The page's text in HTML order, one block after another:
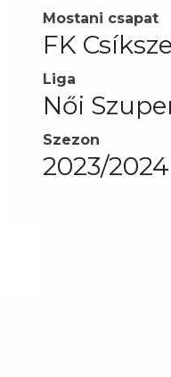
Mostani csapat
FK
Liga
Női
Szezon
2023/2024